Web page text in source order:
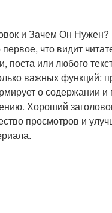
и Зачем Он Нужен?
что видит
поста или любого
важных функций:
о содержании и
Хороший
просмотров и